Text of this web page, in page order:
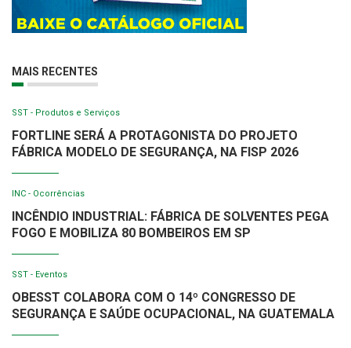
MAIS RECENTES
SST - Produtos e Serviços
FORTLINE SERÁ A PROTAGONISTA DO PROJETO
FÁBRICA MODELO DE SEGURANÇA, NA FISP 2026
INC - Ocorrências
INCÊNDIO INDUSTRIAL: FÁBRICA DE SOLVENTES PEGA
FOGO E MOBILIZA 80 BOMBEIROS EM SP
SST - Eventos
OBESST COLABORA COM O 14º CONGRESSO DE
SEGURANÇA E SAÚDE OCUPACIONAL, NA GUATEMALA